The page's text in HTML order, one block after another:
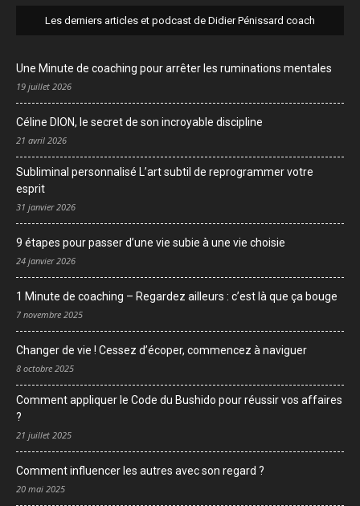
Les derniers articles et podcast de Didier Pénissard coach
Une Minute de coaching pour arrêter les ruminations mentales
19 juillet 2026
Céline DION, le secret de son incroyable discipline
21 avril 2026
Subliminal personnalisé L’art subtil de reprogrammer votre
esprit
31 janvier 2026
9 étapes pour passer d’une vie subie à une vie choisie
24 janvier 2026
1 Minute de coaching – Regardez ailleurs : c’est là que ça bouge
7 novembre 2025
Changer de vie ! Cessez d’écoper, commencez à naviguer
8 octobre 2025
Comment appliquer le Code du Bushido pour réussir vos affaires
?
21 juillet 2025
Comment influencer les autres avec son regard ?
20 mai 2025